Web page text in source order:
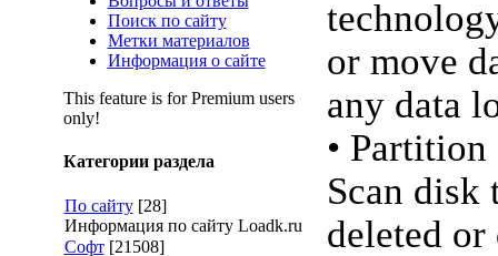
Поиск по сайту
Метки материалов
Информация о сайте
This feature is for Premium users
only!
Категории раздела
По сайту [28]
Информация по сайту Loadk.ru
Софт [21508]
or move
any data
•
Scan disk
deleted or